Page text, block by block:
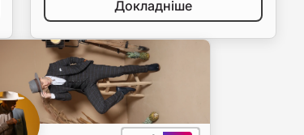
Докладніше